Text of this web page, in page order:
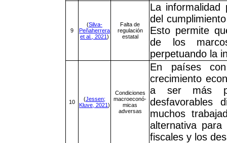
9
(Silva-
Peñaherrera
et al., 2021)
Falta de
regulación
estatal
La informalidad
del
Esto permite
de los
perpetuando la
10 (Jessen;
Kluve, 2021)
Condiciones
macroeconó-
micas
adversas
En países
crecimiento
a ser más
desfavorables
muchos
alternativa para
fiscales y los